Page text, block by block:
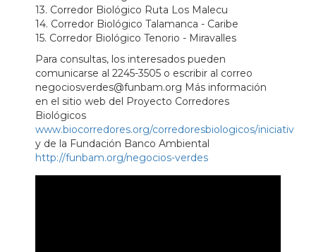
13. Corredor Biológico Ruta Los Malecu
14. Corredor Biológico Talamanca - Caribe
15. Corredor Biológico Tenorio - Miravalles
Para consultas, los interesados pueden
comunicarse al 2245-3505 o escribir al correo
negociosverdes@funbam.org Más información
en el sitio web del Proyecto Corredores
Biológicos
www.biocorredores.org/corredoresbiologicos/iniciativas
y de la Fundación Banco Ambiental
http://funbam.org/negocios-verdes